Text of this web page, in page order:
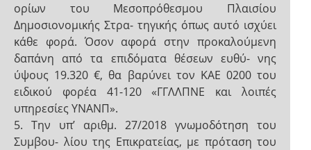
ορίων του Μεσοπρόθεσμου Πλαισίου
Δημοσιονομικής Στρα- τηγικής όπως αυτό ισχύει
κάθε φορά. Όσον αφορά στην προκαλούμενη
δαπάνη από τα επιδόματα θέσεων ευθύ- νης
ύψους 19.320 €, θα βαρύνει τον ΚΑΕ 0200 του
ειδικού φορέα 41-120 «ΓΓΛΛΠΝΕ και λοιπές
υπηρεσίες ΥΝΑΝΠ».
5. Την υπ’ αριθμ. 27/2018 γνωμοδότηση του
Συμβου- λίου της Επικρατείας, με πρόταση του